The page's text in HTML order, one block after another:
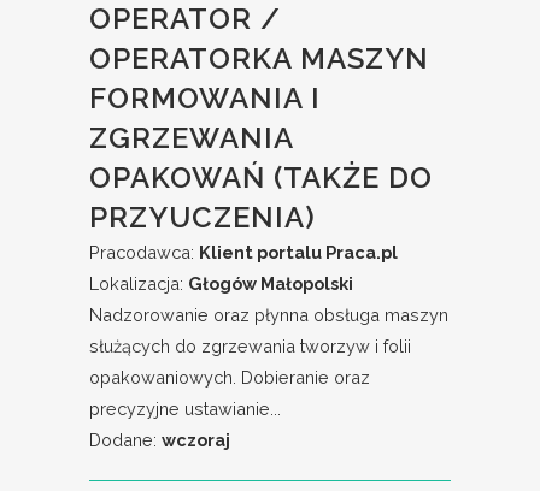
OPERATOR /
OPERATORKA MASZYN
FORMOWANIA I
ZGRZEWANIA
OPAKOWAŃ (TAKŻE DO
PRZYUCZENIA)
Pracodawca: Klient portalu Praca.pl
Lokalizacja: Głogów Małopolski
Nadzorowanie oraz płynna obsługa maszyn
służących do zgrzewania tworzyw i folii
opakowaniowych. Dobieranie oraz
precyzyjne ustawianie...
Dodane: wczoraj